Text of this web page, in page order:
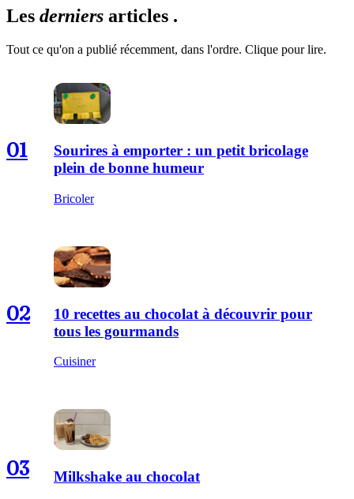
Les derniers articles .
Tout ce qu'on a publié récemment, dans l'ordre. Clique pour lire.
01
Sourires à emporter : un petit bricolage
plein de bonne humeur
Bricoler
02
10 recettes au chocolat à découvrir pour
tous les gourmands
Cuisiner
03 Milkshake au chocolat